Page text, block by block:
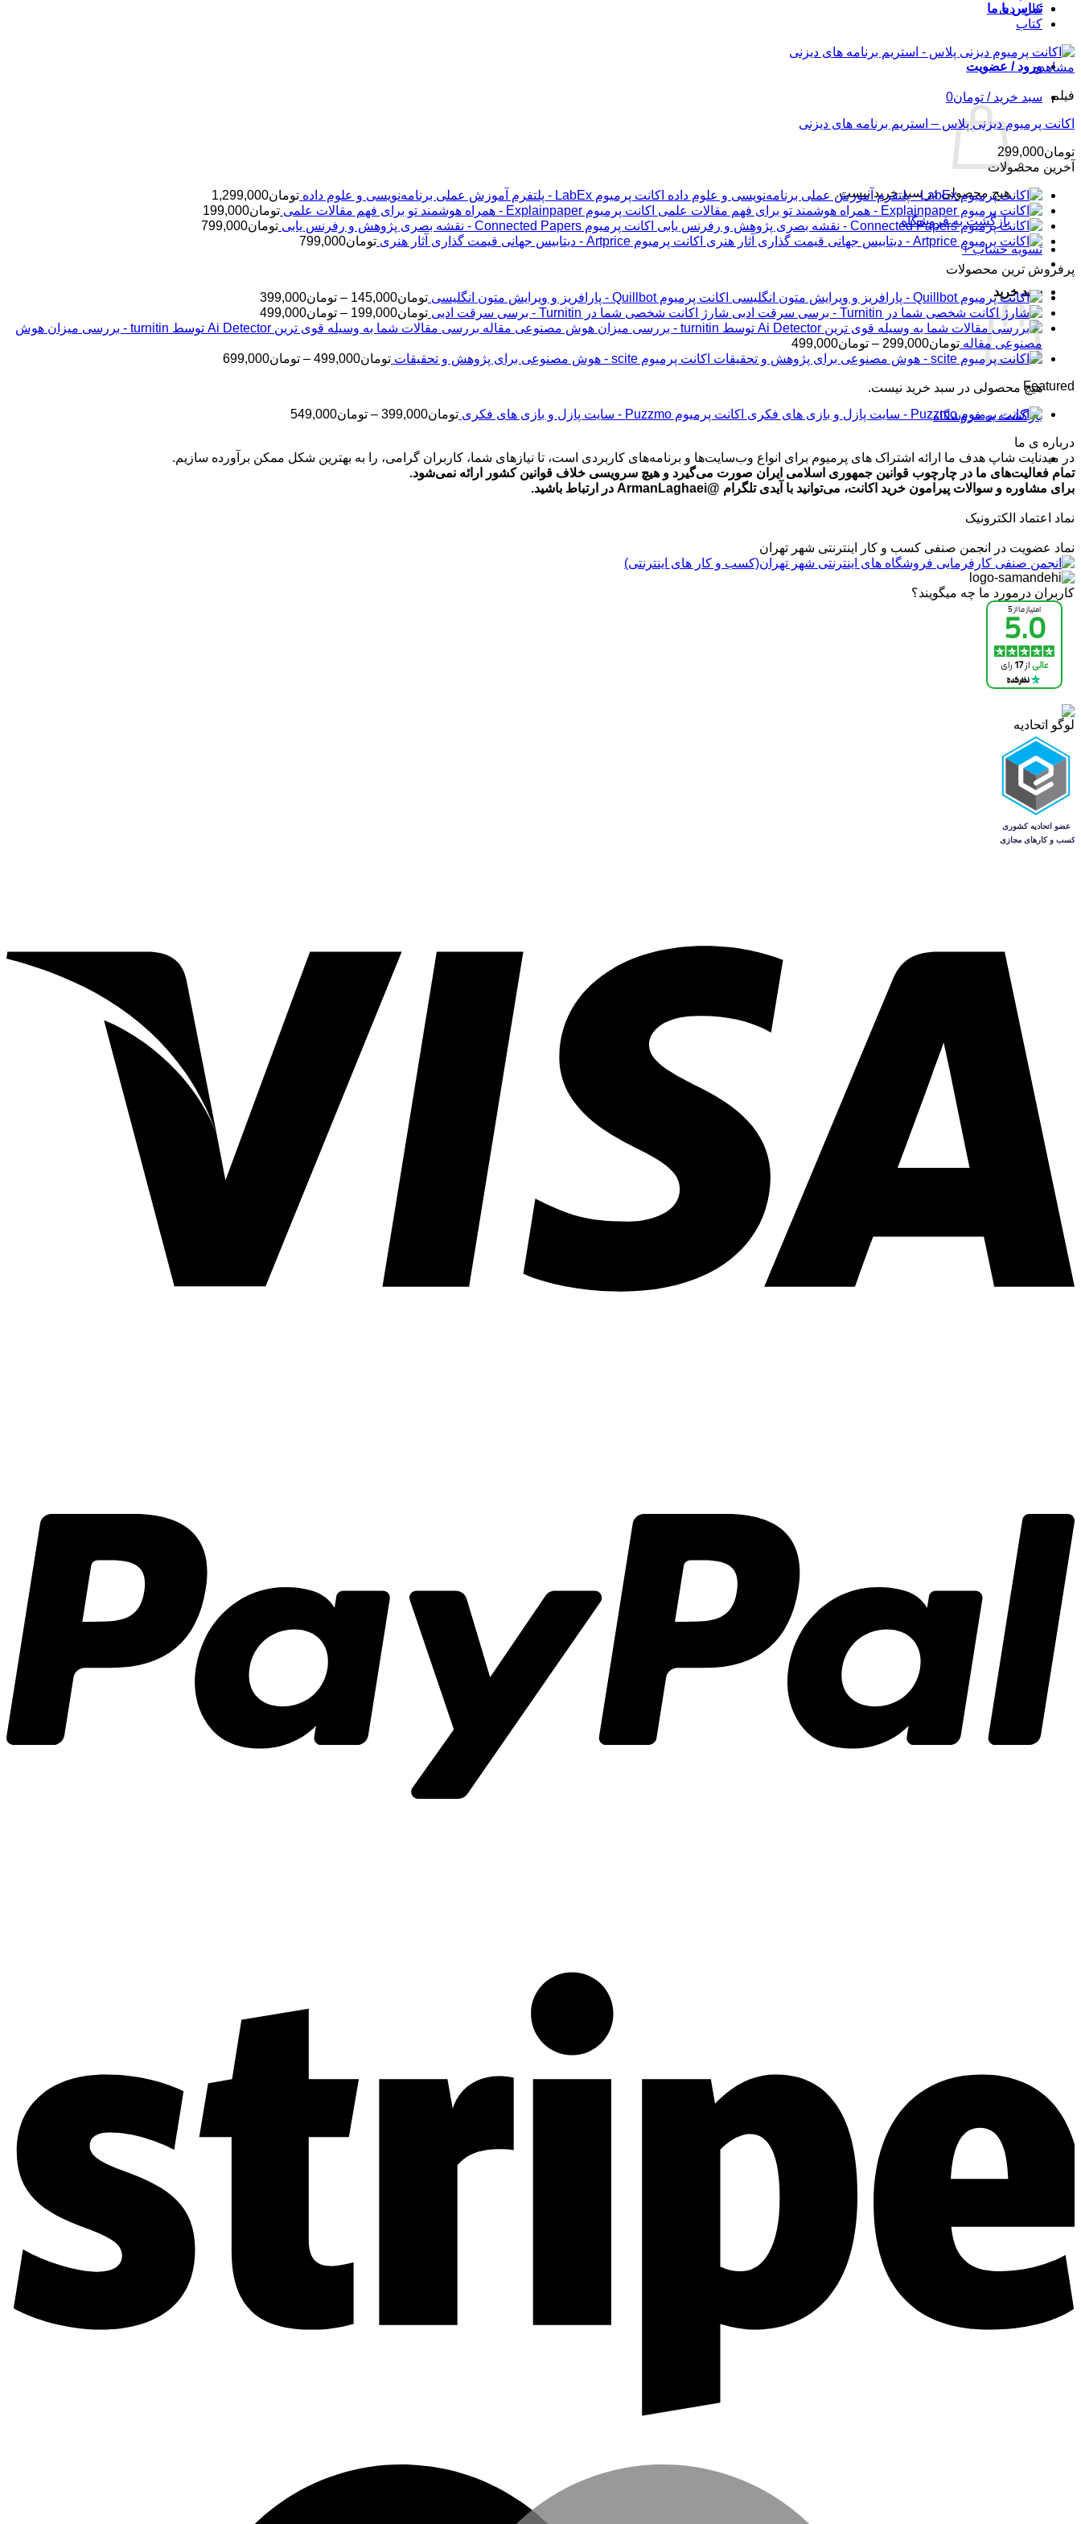
تماس با ما
ورود / عضویت
سبد خرید / تومان0
هیچ محصولی در سبد خرید نیست.
بازگشت به فروشگاه
تسویه حساب +
سبد خرید
هیچ محصولی در سبد خرید نیست.
بازگشت به فروشگاه
کاربردی
کتاب
مشاهده
فیلم
اکانت پرمیوم دیزنی پلاس – استریم برنامه های دیزنی
تومان299,000
آخرین محصولات
اکانت پرمیوم LabEx - پلتفرم آموزش عملی برنامه‌نویسی و علوم داده تومان1,299,000
اکانت پرمیوم Explainpaper - همراه هوشمند تو برای فهم مقالات علمی
تومان199,000
اکانت پرمیوم Connected Papers - نقشه بصری پژوهش و رفرنس یابی
تومان799,000
اکانت پرمیوم Artprice - دیتابیس جهانی قیمت ‌گذاری آثار هنری
تومان799,000
پرفروش ترین محصولات
اکانت پرمیوم Quillbot - پارافریز و ویرایش متون انگلیسی تومان145,000
– تومان399,000محدوده
قیمت:
تومان145,000
تومان399,000
شارژ اکانت شخصی شما در Turnitin - برسی سرقت ادبی تومان199,000
– تومان499,000محدوده
قیمت:
تا
بررسی مقالات شما به وسیله قوی ترین Ai Detector توسط turnitin - بررسی میزان هوش
مصنوعی مقاله تومان299,000
– تومان499,000محدوده
قیمت:
اکانت پرمیوم scite - هوش مصنوعی برای پژوهش و تحقیقات تومان499,000
– تومان699,000محدوده
Featured
اکانت پرمیوم Puzzmo - سایت پازل و بازی های فکری تومان399,000
– تومان549,000
تا
درباره ی ما
در میدنایت شاپ هدف ما ارائه اشتراک های پرمیوم برای انواع وب‌سایت‌ها و برنامه‌های کاربردی است، تا نیازهای شما، کاربران گرامی، را به بهترین شکل ممکن برآورده سازیم.
تمام فعالیت‌های ما در چارچوب قوانین جمهوری اسلامی ایران صورت می‌گیرد و هیچ سرویسی خلاف قوانین کشور ارائه نمی‌شود.
برای مشاوره و سوالات پیرامون خرید اکانت، می‌توانید با آیدی تلگرام @ArmanLaghaei در ارتباط باشید.
نماد اعتماد الکترونیک
نماد عضویت در انجمن صنفی کسب و کار اینترنتی شهر تهران
کاربران درمورد ما چه میگویند؟
لوگو اتحادیه